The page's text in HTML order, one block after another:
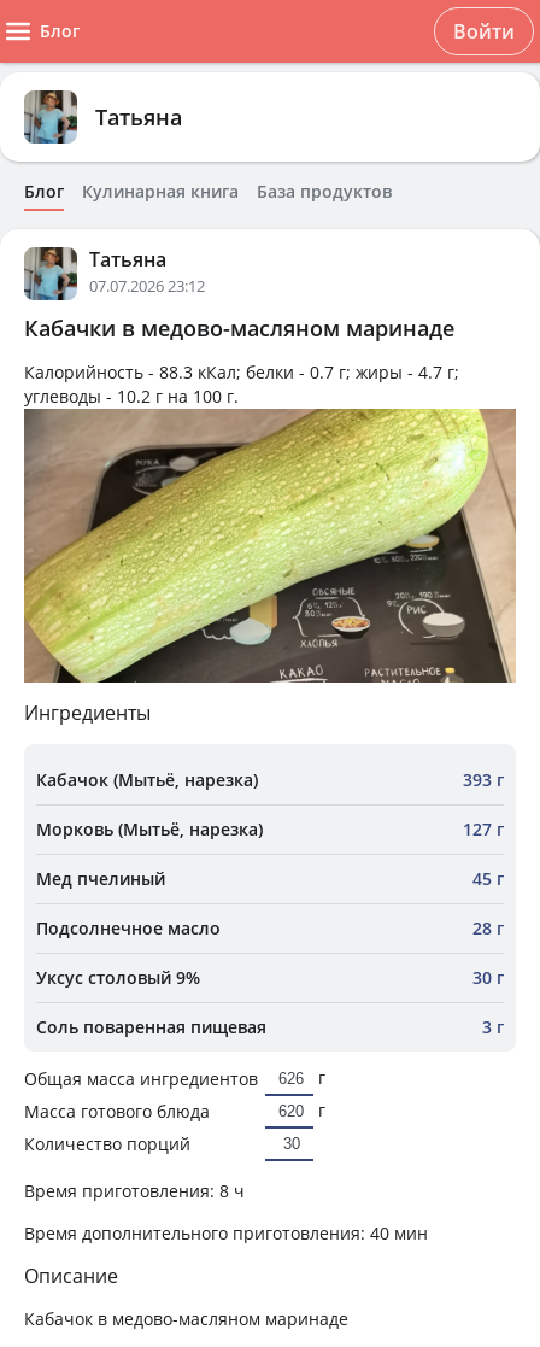
Блог Войти
Татьяна
Блог Кулинарная книга База продуктов
Татьяна
07.07.2026 23:12
Кабачки в медово-масляном маринаде
Калорийность - 88.3 кКал; белки - 0.7 г; жиры - 4.7 г;
углеводы - 10.2 г на 100 г.
Ингредиенты
Кабачок (Мытьё, нарезка) 393 г
Морковь (Мытьё, нарезка) 127 г
Мед пчелиный 45 г
Подсолнечное масло 28 г
Уксус столовый 9% 30 г
Соль поваренная пищевая 3 г
Общая масса ингредиентов
г
Масса готового блюда
г
Количество порций
Время приготовления: 8 ч
Время дополнительного приготовления: 40 мин
Описание
Кабачок в медово-масляном маринаде